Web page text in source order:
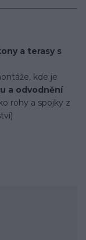
a terasy s
kde je
a odvodnění
rohy a spojky z